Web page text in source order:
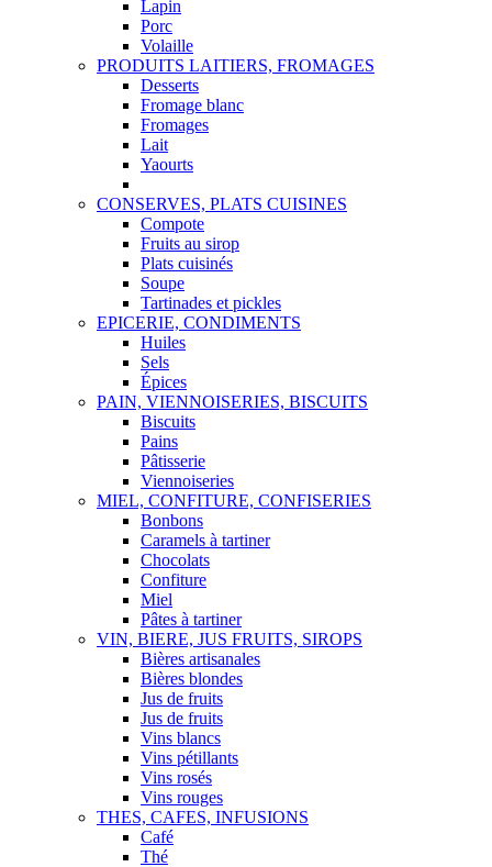
Lapin
Porc
Volaille
PRODUITS LAITIERS, FROMAGES
Desserts
Fromage blanc
Fromages
Lait
Yaourts
CONSERVES, PLATS CUISINES
Compote
Fruits au sirop
Plats cuisinés
Soupe
Tartinades et pickles
EPICERIE, CONDIMENTS
Huiles
Sels
Épices
PAIN, VIENNOISERIES, BISCUITS
Biscuits
Pains
Pâtisserie
Viennoiseries
MIEL, CONFITURE, CONFISERIES
Bonbons
Caramels à tartiner
Chocolats
Confiture
Miel
Pâtes à tartiner
VIN, BIERE, JUS FRUITS, SIROPS
Bières artisanales
Bières blondes
Jus de fruits
Jus de fruits
Vins blancs
Vins pétillants
Vins rosés
Vins rouges
THES, CAFES, INFUSIONS
Café
Thé